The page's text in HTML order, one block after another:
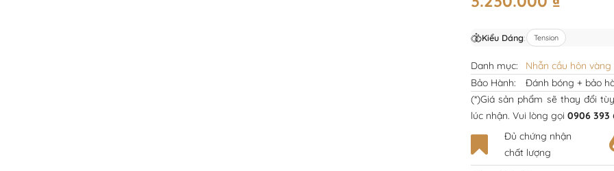
Kiểu Dáng: Tension
Danh mục:
Nhẫn cầu hôn
Bảo Hành:
Đánh bóng + bảo
(*)Giá sản phẩm sẽ thay đổi
lúc nhận. Vui lòng gọi 0906 393
Đủ chứng nhận
chất lượng